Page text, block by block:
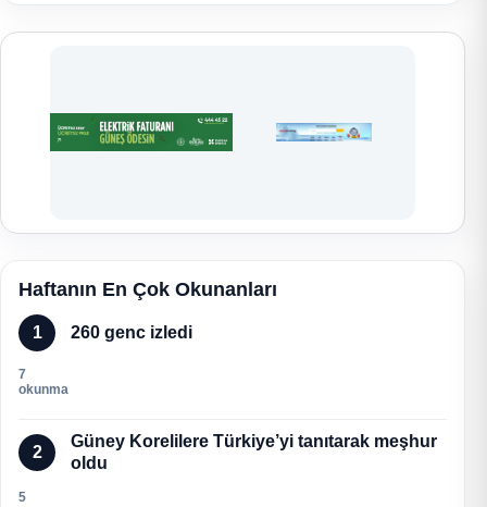
Haftanın En Çok Okunanları
1 260 genc izledi
7
okunma
2
Güney Korelilere Türkiye’yi tanıtarak meşhur
oldu
5